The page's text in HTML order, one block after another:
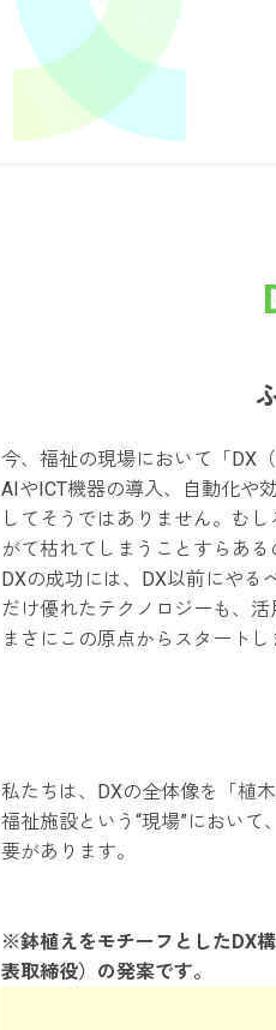
今、福祉の現場において「DX
AIやICT機器の導入、自動化や
してそうではありません。む
がて枯れてしまうことすらある
DXの成功には、DX以前にや
だけ優れたテクノロジーも、
まさにこの原点からスタートし
私たちは、DXの全体像を「植
福祉施設という“現場”におい
要があります。
※鉢植えをモチーフとしたDX
表取締役）の発案です。